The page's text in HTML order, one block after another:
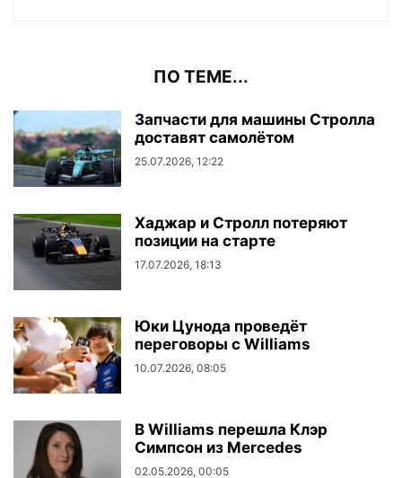
ПО ТЕМЕ...
Запчасти для машины Стролла
доставят самолётом
25.07.2026, 12:22
Хаджар и Стролл потеряют
позиции на старте
17.07.2026, 18:13
Юки Цунода проведёт
переговоры с Williams
10.07.2026, 08:05
В Williams перешла Клэр
Симпсон из Mercedes
02.05.2026, 00:05